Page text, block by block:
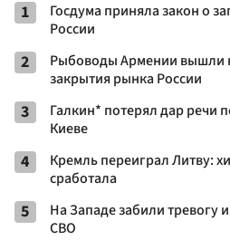
1
Госдума приняла закон о
России
2
Рыбоводы Армении вышли
закрытия рынка России
3
Галкин* потерял дар речи
Киеве
4
Кремль переиграл Литву:
сработала
5
На Западе забили тревогу
СВО